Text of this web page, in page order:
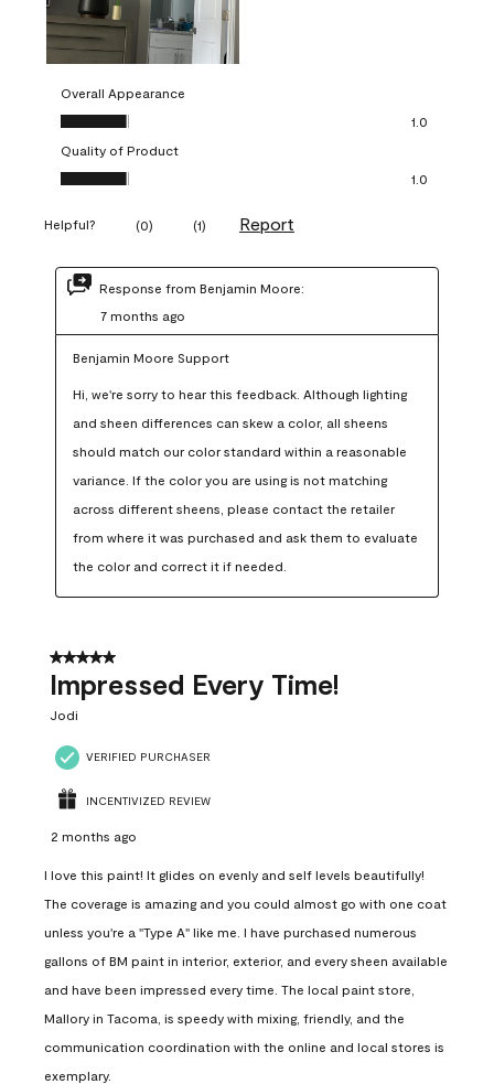
Overall Appearance
Overall Appearance, 1.0 out of 5
1.0
Quality of Product
Quality of Product, 1.0 out of 5
1.0
Helpful? (0) (1) Report
Response from Benjamin Moore:
7 months ago
Benjamin Moore Support
Hi, we're sorry to hear this feedback. Although lighting
and sheen differences can skew a color, all sheens
should match our color standard within a reasonable
variance. If the color you are using is not matching
across different sheens, please contact the retailer
from where it was purchased and ask them to evaluate
the color and correct it if needed.
5 out of 5 stars.
Impressed Every Time!
Jodi
VERIFIED PURCHASER
INCENTIVIZED REVIEW
2 months ago
I love this paint! It glides on evenly and self levels beautifully!
The coverage is amazing and you could almost go with one coat
unless you're a "Type A" like me. I have purchased numerous
gallons of BM paint in interior, exterior, and every sheen available
and have been impressed every time. The local paint store,
Mallory in Tacoma, is speedy with mixing, friendly, and the
communication coordination with the online and local stores is
exemplary.